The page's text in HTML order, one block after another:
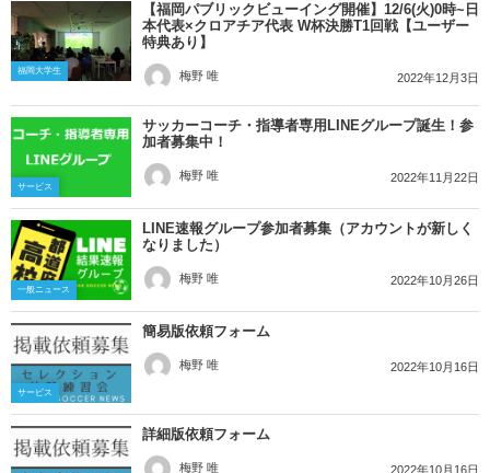
福岡大学生
【福岡パブリックビューイング開催】12/6(火)0時~日
本代表×クロアチア代表 W杯決勝T1回戦【ユーザー
特典あり】
梅野 唯 2022年12月3日
サービス
サッカーコーチ・指導者専用LINEグループ誕生！参
加者募集中！
梅野 唯 2022年11月22日
一般ニュース
LINE速報グループ参加者募集（アカウントが新しく
なりました）
梅野 唯 2022年10月26日
サービス
簡易版依頼フォーム
梅野 唯 2022年10月16日
詳細版依頼フォーム
梅野 唯 2022年10月16日